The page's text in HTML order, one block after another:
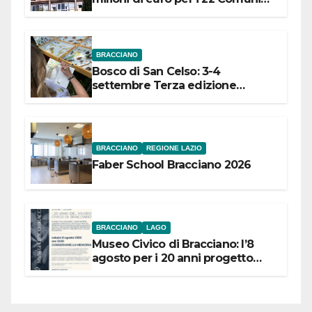
BRACCIANO
Bosco di San Celso: 3-4
settembre Terza edizione
BRACCIANO REGIONE LAZIO
Faber School Bracciano 2026
BRACCIANO LAGO
Museo Civico di Bracciano: l’8
agosto per i 20 anni progetto